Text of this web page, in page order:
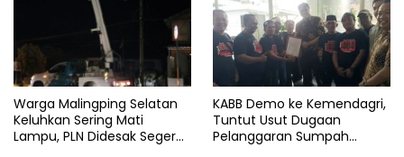
Warga Malingping Selatan
Keluhkan Sering Mati
Lampu, PLN Didesak Segera
KABB Demo ke Kemendagri,
Tuntut Usut Dugaan
Pelanggaran Sumpah